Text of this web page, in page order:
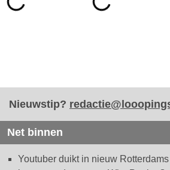
Nieuwstip?
Net binnen
Youtuber duikt in nieuw